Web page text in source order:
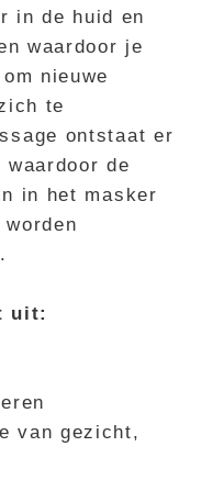
in de huid en
waardoor je
nieuwe
te
ontstaat er
waardoor de
in het masker
uit:
van gezicht,